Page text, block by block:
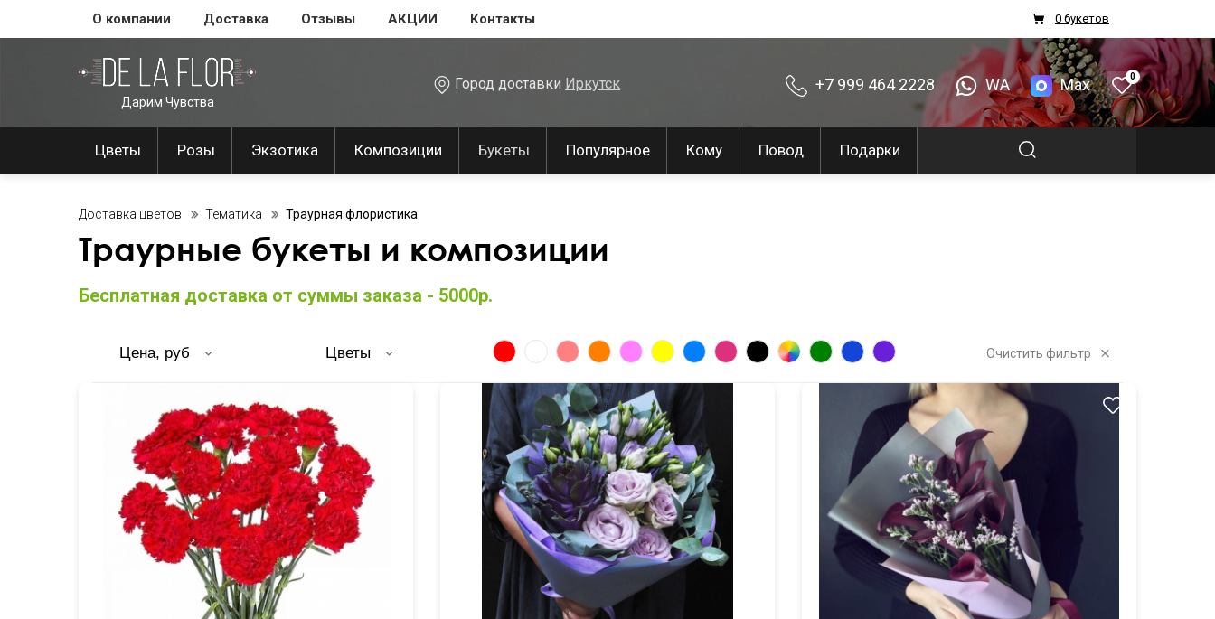
О компании Доставка Отзывы АКЦИИ Контакты 0 букетов
Дарим Чувства
Город доставки Иркутск +7 999 464 2228 WA Max 0
Цветы Розы Экзотика Композиции Букеты Популярное Кому Повод Подарки
Доставка цветов Тематика Траурная флористика
Траурные букеты и композиции
Бесплатная доставка от суммы заказа - 5000р.
Цена, руб Цветы Очистить фильтр
Одиночная гвоздика поштучно. Оригинальные сочетания